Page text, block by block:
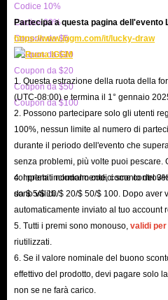
Codice 10%
Codice 20%
Coupon da $5
Coupon da $10
Coupon da $20
Coupon da $50
Coupon da $100
Partecipa a questa pagina dell'evento
https://www.iggm.com/it/lucky-draw
1. Questa estrazione della ruota della
(UTC-08:00) e termina il 1° gennaio
2. Possono partecipare solo gli utenti
100%, nessun limite al numero di
durante il periodo dell'evento che
senza problemi, più volte puoi pescare.
completati normalmente, come
sono validi.
4. I premi includono codici sconto del
da $ 5/$ 10/$ 20/$ 50/$ 100. Dopo aver
automaticamente inviato al tuo account
5. Tutti i premi sono monouso, validi
riutilizzati.
6. Se il valore nominale del buono
effettivo del prodotto, devi pagare solo
non se ne farà carico.